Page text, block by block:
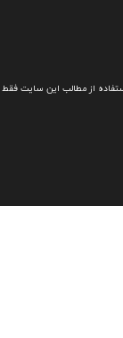
از مطالب این سایت فقط